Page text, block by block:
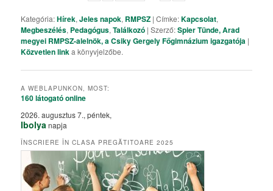
Kategória:Hírek,Jeles napok, RMPSZ | Címke:Kapcsolat,
Megbeszélés, Pedagógus,Találkozó | Szerző:Spier Tünde, Arad
megyei RMPSZ-alelnök, a Csiky Gergely Főgimnázium igazgatója |
Közvetlen linka könyvjelzőbe.
A WEBLAPUNKON, MOST:
160 látogatóonline
2026. augusztus 7., péntek,
Ibolyanapja
ÎNSCRIERE ÎN CLASA PREGĂTITOARE 2025